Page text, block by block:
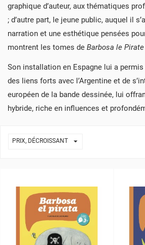
graphique d’auteur, aux thématiques
; d’autre part, le jeune public, auquel il
narration et une esthétique pensées
montrent les tomes de Barbosa le Pirate
Son installation en Espagne lui a
des liens forts avec l’Argentine et de
européen de la bande dessinée, lui
hybride, riche en influences et
PRIX, DÉCROISSANT 